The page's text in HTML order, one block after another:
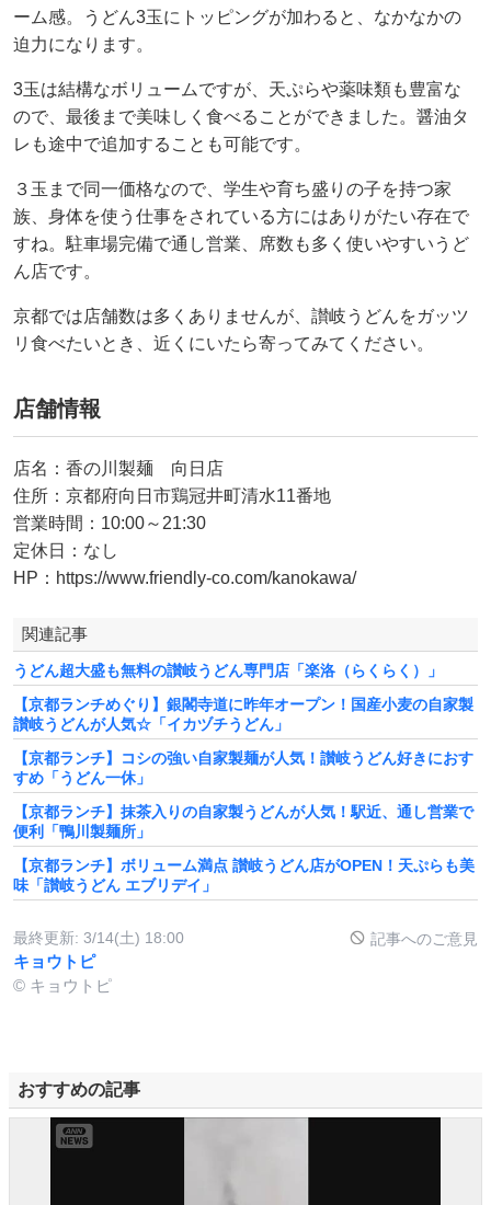
ーム感。うどん3玉にトッピングが加わると、なかなかの
迫力になります。
3玉は結構なボリュームですが、天ぷらや薬味類も豊富な
ので、最後まで美味しく食べることができました。醤油タ
レも途中で追加することも可能です。
３玉まで同一価格なので、学生や育ち盛りの子を持つ家
族、身体を使う仕事をされている方にはありがたい存在で
すね。駐車場完備で通し営業、席数も多く使いやすいうど
ん店です。
京都では店舗数は多くありませんが、讃岐うどんをガッツ
リ食べたいとき、近くにいたら寄ってみてください。
店舗情報
店名：香の川製麺 向日店
住所：京都府向日市鶏冠井町清水11番地
営業時間：10:00～21:30
定休日：なし
HP：https://www.friendly-co.com/kanokawa/
関連記事
うどん超大盛も無料の讃岐うどん専門店「楽洛（らくらく）」
【京都ランチめぐり】銀閣寺道に昨年オープン！国産小麦の自家製
讃岐うどんが人気☆「イカヅチうどん」
【京都ランチ】コシの強い自家製麺が人気！讃岐うどん好きにおす
すめ「うどん一休」
【京都ランチ】抹茶入りの自家製うどんが人気！駅近、通し営業で
便利「鴨川製麺所」
【京都ランチ】ボリューム満点 讃岐うどん店がOPEN！天ぷらも美
味「讃岐うどん エブリデイ」
最終更新: 3/14(土) 18:00 記事へのご意見
キョウトピ
© キョウトピ
おすすめの記事